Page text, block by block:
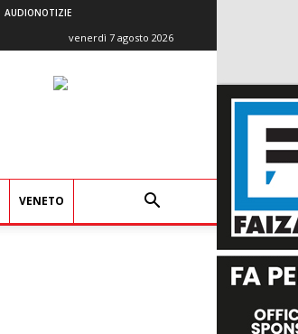
AUDIONOTIZIE
venerdì 7 agosto 2026
VENETO